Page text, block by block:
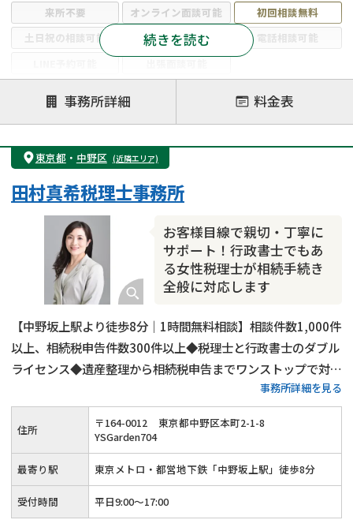
来所不要 オンライン面談可能
初回相談無料
土日祝の相談可能
19時以降電話可能
電話相談可能
注力案件
遺言書作成・遺言執行
相続放棄
相続登記
遺産分割
遺留分侵害額請求
相続税申告
相続手続き
銀行手続き
成年後見・任意後見
贈与税
相続人調査
相続財産調査
相続トラブル
続きを読む
事務所詳細 料金表
東京都 ・ 中野区 (近隣エリア)
お客様目線で親切・丁寧に
サポート！行政書士でもあ
る女性税理士が相続手続き
全般に対応します
田村真希税理士事務所
【中野坂上駅より徒歩8分｜1時間無料相談】相談件数1,000件
以上、相続税申告件数300件以上◆税理士と行政書士のダブル
ライセンス◆遺産整理から相続税申告までワンストップで対応
可能◆20年以上の実務経験がある女性税理士が、お客様の気
持ちに寄り添って親切・丁寧に相続手続きを行います。
事務所詳細を見る
住所 〒164-0012
東京都中野区本町2-1-8
YSGarden704
最寄り駅 東京メトロ・都営地下鉄「中野坂上駅」徒歩8分
受付時間 平日9:00〜17:00